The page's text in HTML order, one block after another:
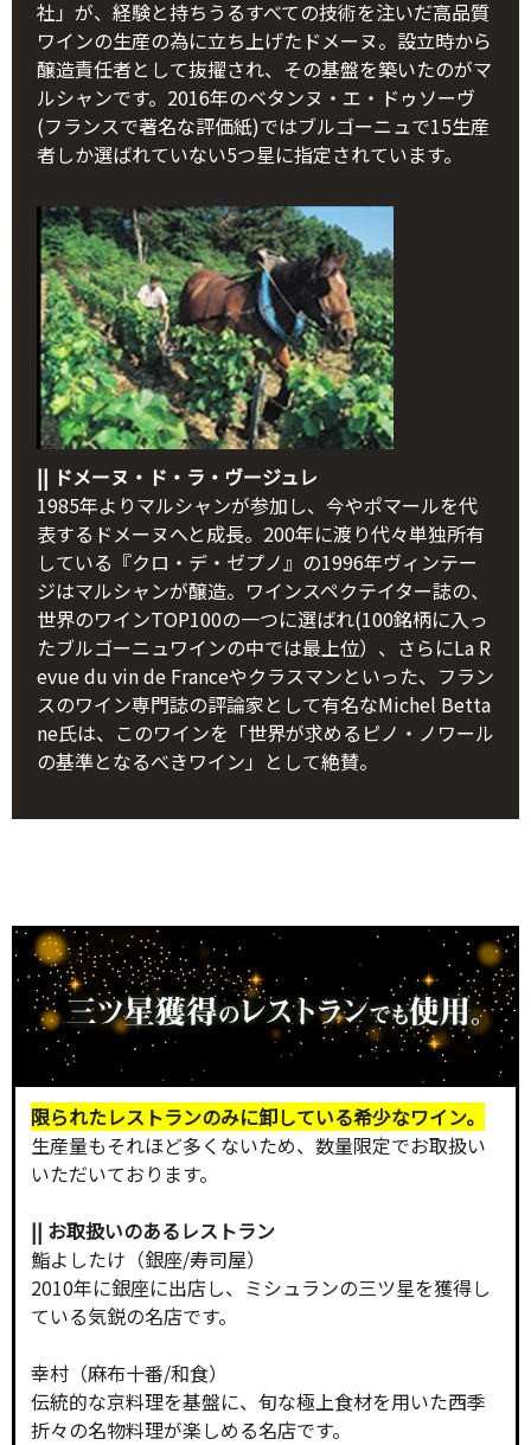
社」が、経験と持ちうるすべての技術を注いだ高品質
ワインの生産の為に立ち上げたドメーヌ。設立時から
醸造責任者として抜擢され、その基盤を築いたのがマ
ルシャンです。2016年のベタンヌ・エ・ドゥソーヴ
(フランスで著名な評価紙)ではブルゴーニュで15生産
者しか選ばれていない5つ星に指定されています。
|| ドメーヌ・ド・ラ・ヴージュレ
1985年よりマルシャンが参加し、今やポマールを代
表するドメーヌへと成長。200年に渡り代々単独所有
している『クロ・デ・ゼプノ』の1996年ヴィンテー
ジはマルシャンが醸造。ワインスペクテイター誌の、
世界のワインTOP100の一つに選ばれ(100銘柄に入っ
たブルゴーニュワインの中では最上位）、さらにLa R
evue du vin de Franceやクラスマンといった、フラン
スのワイン専門誌の評論家として有名なMichel Betta
ne氏は、このワインを「世界が求めるピノ・ノワール
の基準となるべきワイン」として絶賛。
限られたレストランのみに卸している希少なワイン。
生産量もそれほど多くないため、数量限定でお取扱い
いただいております。
|| お取扱いのあるレストラン
鮨よしたけ（銀座/寿司屋）
2010年に銀座に出店し、ミシュランの三ツ星を獲得し
ている気鋭の名店です。
幸村（麻布十番/和食）
伝統的な京料理を基盤に、旬な極上食材を用いた西季
折々の名物料理が楽しめる名店です。